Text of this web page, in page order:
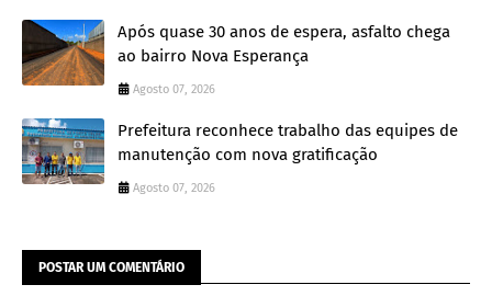
Após quase 30 anos de espera, asfalto chega
ao bairro Nova Esperança
Agosto 07, 2026
Prefeitura reconhece trabalho das equipes de
manutenção com nova gratificação
Agosto 07, 2026
POSTAR UM COMENTÁRIO